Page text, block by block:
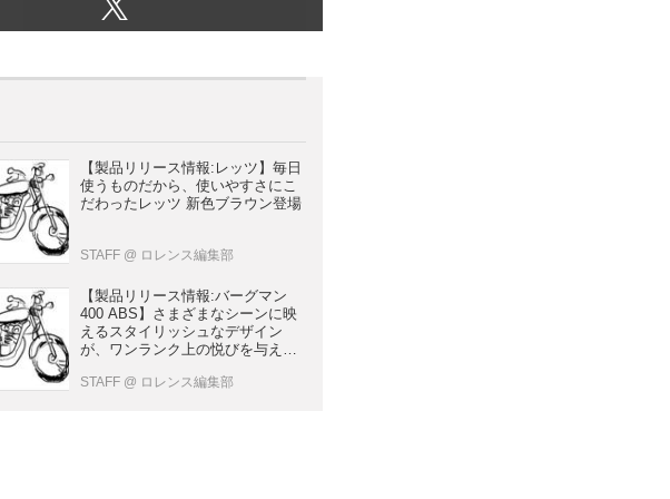
【製品リリース情報:レッツ】毎日
使うものだから、使いやすさにこ
だわったレッツ 新色ブラウン登場
STAFF @ ロレンス編集部
【製品リリース情報:バーグマン
400 ABS】さまざまなシーンに映
えるスタイリッシュなデザイン
が、ワンランク上の悦びを与えて
ーリングチェンジして登場。
STAFF @ ロレンス編集部